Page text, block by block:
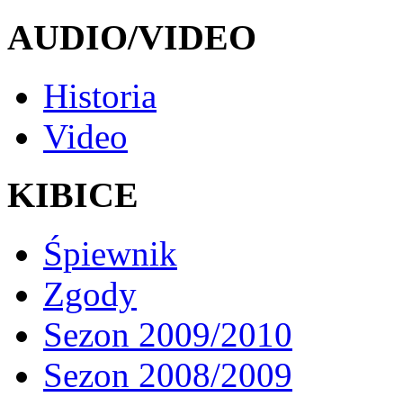
AUDIO/VIDEO
Historia
Video
KIBICE
Śpiewnik
Zgody
Sezon 2009/2010
Sezon 2008/2009